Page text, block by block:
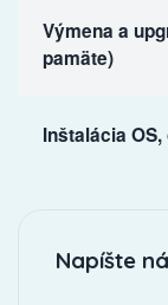
Výmena a
pamäte)
Inštalácia
Napíšte